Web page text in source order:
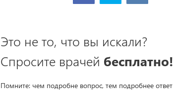
Это не то, что вы искали?
Спросите врачей бесплатно!
Помните: чем подробне вопрос, тем подробнее ответ